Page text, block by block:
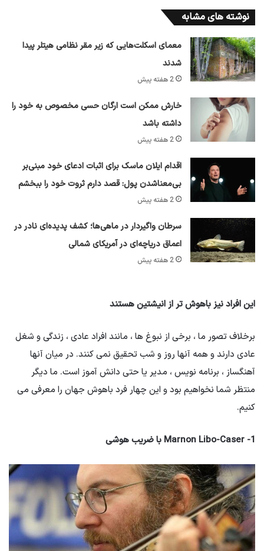
نوشته های مشابه
معمای اسکلت‌هایی که زیر مقر نظامی هیتلر پیدا
شدند
2 هفته پیش
خارش ممکن است ارگان حسی مخصوص به خود را
داشته باشد
2 هفته پیش
اقدام ایلان ماسک برای اثبات ادعای خود مبنی‌بر
بی‌معناشدن پول: قصد دارم ثروت خود را ببخشم
2 هفته پیش
سرطان واگیردار در ماهی‌ها؛ کشف پدیده‌ای نادر در
اعماق دریاچه‌ای در آمریکای شمالی
2 هفته پیش
این افراد نیز باهوش تر از انیشتین هستند
برخلاف تصور ما ، برخی از نبوغ ها ، مانند افراد عادی ، زندگی و شغل
عادی دارند و همه آنها روز و شب تحقیق نمی کنند. در میان آنها
آهنگساز ، برنامه نویس ، مدیر یا حتی دانش آموز است. ما دیگر
منتظر شما نخواهیم بود و این چهار فرد باهوش جهان را معرفی می
کنیم.
1- Marnon Libo-Caser با ضریب هوشی